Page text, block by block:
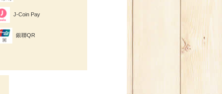
J-Coin Pay
銀聯QR